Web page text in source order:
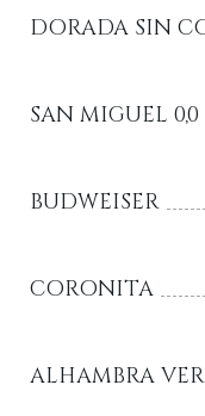
DORADA SIN
SAN MIGUEL 0,0
BUDWEISER
CORONITA
ALHAMBRA